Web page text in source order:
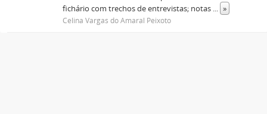
fichário com trechos de entrevistas; notas ... »
Celina Vargas do Amaral Peixoto